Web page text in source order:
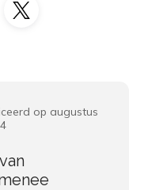
op augustus